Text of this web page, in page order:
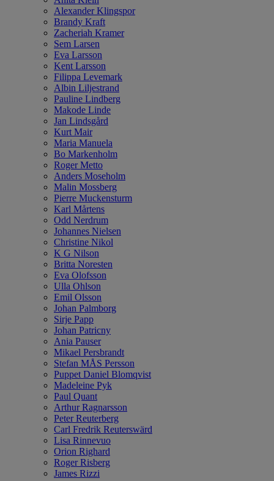
Alexander Klingspor
Brandy Kraft
Zacheriah Kramer
Sem Larsen
Eva Larsson
Kent Larsson
Filippa Levemark
Albin Liljestrand
Pauline Lindberg
Makode Linde
Jan Lindsgård
Kurt Mair
Maria Manuela
Bo Markenholm
Roger Metto
Anders Moseholm
Malin Mossberg
Pierre Muckensturm
Karl Mårtens
Odd Nerdrum
Johannes Nielsen
Christine Nikol
K G Nilson
Britta Noresten
Eva Olofsson
Ulla Ohlson
Emil Olsson
Johan Palmborg
Sirje Papp
Johan Patricny
Ania Pauser
Mikael Persbrandt
Stefan MÅS Persson
Puppet Daniel Blomqvist
Madeleine Pyk
Paul Quant
Arthur Ragnarsson
Peter Reuterberg
Carl Fredrik Reuterswärd
Lisa Rinnevuo
Orion Righard
Roger Risberg
James Rizzi